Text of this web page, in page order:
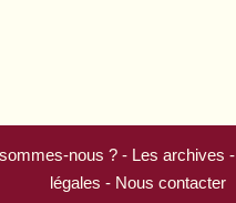
nous ? - Les archives -
légales - Nous contacter